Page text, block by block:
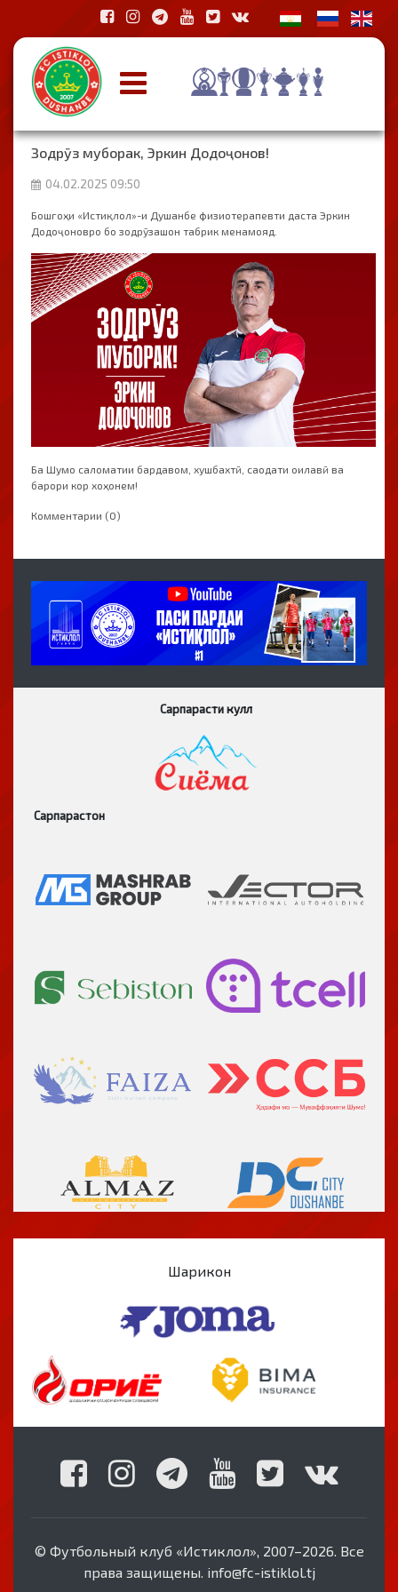
Зодрӯз муборак, Эркин Додоҷонов!
04.02.2025 09:50
Бошгоҳи «Истиқлол»-и Душанбе физиотерапевти даста Эркин
Додоҷоновро бо зодрӯзашон табрик менамояд.
Ба Шумо саломатии бардавом, хушбахтӣ, саодати оилавӣ ва
барори кор хоҳонем!
Комментарии (0)
Сарпарасти кулл
Сарпарастон
Шарикон
© Футбольный клуб «Истиклол», 2007–2026. Все
права защищены. info@fc-istiklol.tj